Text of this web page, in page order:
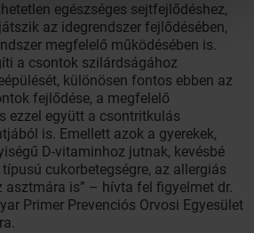
egészséges sejtfejlődéshez,
az idegrendszer fejlődésében,
megfelelő működésében is.
a csontok szilárdságához
különösen fontos ebben az
fejlődése, a megfelelő
ezzel együtt a csontritkulás
is. Emellett azok a gyerekek,
D-vitaminhoz jutnak, kevésbé
cukorbetegségre, az allergiás
asztmára is” – hívta fel figyelmet dr.
Primer Prevenciós Orvosi Egyesület